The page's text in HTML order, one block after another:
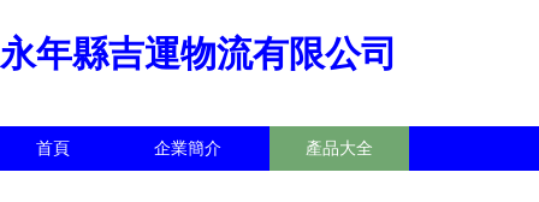
永年縣吉運物流有限公司
首頁 企業簡介 產品大全